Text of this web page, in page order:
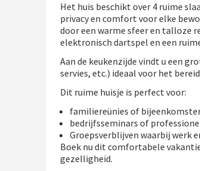
Het huis beschikt over 4 ruime
privacy en comfort voor elke
door een warme sfeer en talloze
elektronisch dartspel en een
Aan de keukenzijde vindt u een
servies, etc.) ideaal voor het
Dit ruime huisje is perfect voor:
familiereünies of
bedrijfsseminars of
Groepsverblijven waarbij werk
Boek nu dit comfortabele
gezelligheid.